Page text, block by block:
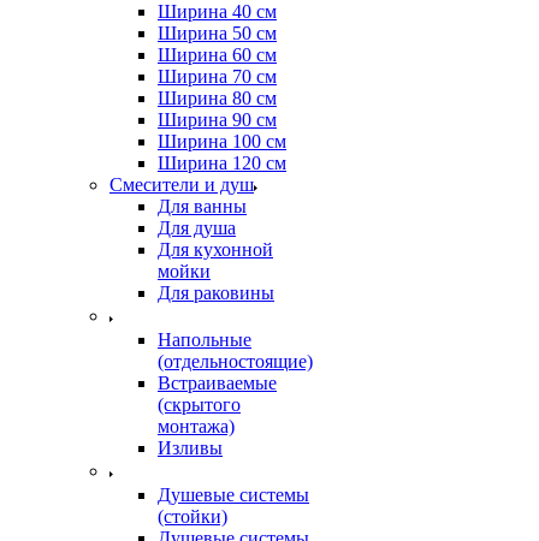
Ширина 40 см
Ширина 50 см
Ширина 60 см
Ширина 70 см
Ширина 80 см
Ширина 90 см
Ширина 100 см
Ширина 120 см
Смесители и душ
Для ванны
Для душа
Для кухонной
мойки
Для раковины
Напольные
(отдельностоящие)
Встраиваемые
(скрытого
монтажа)
Изливы
Душевые системы
(стойки)